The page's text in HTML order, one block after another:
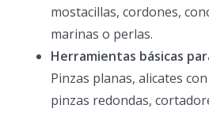
mostacillas, cordones,
marinas o perlas.
Herramientas básicas
Pinzas planas, alicates
pinzas redondas,